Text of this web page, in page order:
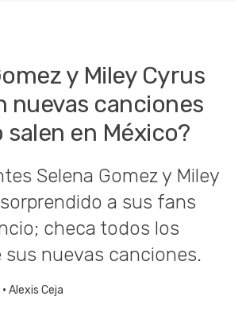
y Miley Cyrus
nuevas canciones
salen en México?
Selena Gomez y Miley
a sus fans
checa todos los
sus nuevas canciones.
Alexis Ceja